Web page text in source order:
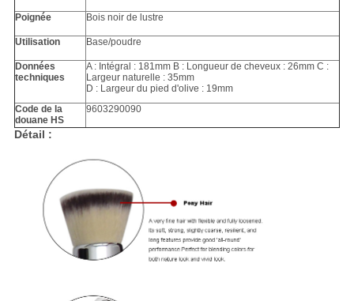
Poignée Bois noir de lustre
Utilisation Base/poudre
Données
techniques
A : Intégral : 181mm B : Longueur de cheveux : 26mm C :
Largeur naturelle : 35mm
D : Largeur du pied d'olive : 19mm
Code de la
douane HS
9603290090
Détail :